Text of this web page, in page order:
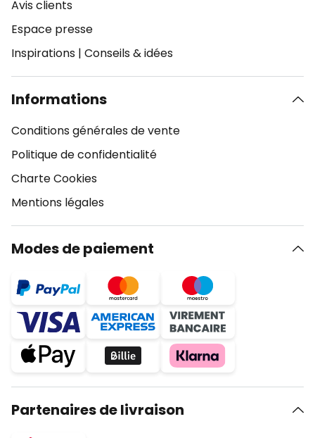
Avis clients
Espace presse
Inspirations | Conseils & idées
Informations
Conditions générales de vente
Politique de confidentialité
Charte Cookies
Mentions légales
Modes de paiement
Partenaires de livraison